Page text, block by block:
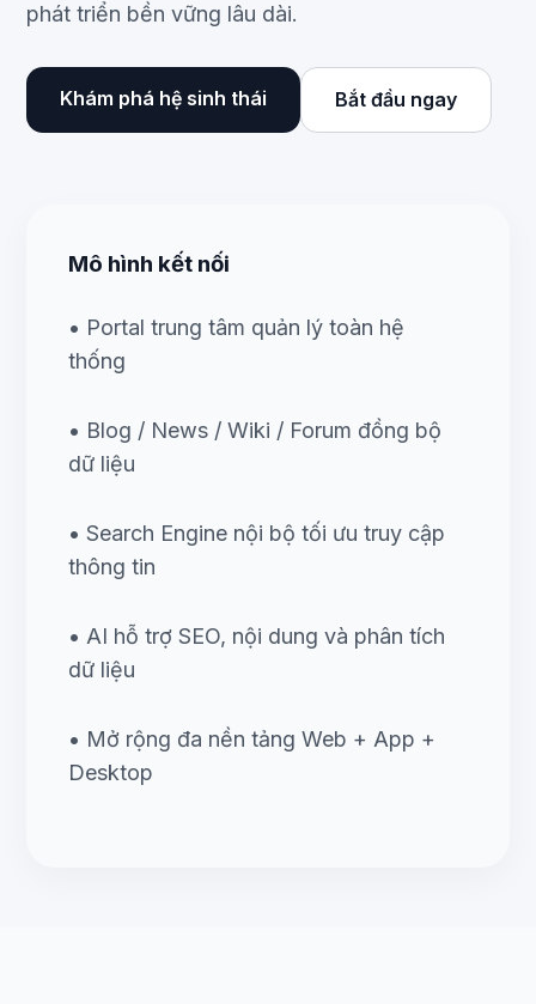
phát triển bền vững lâu dài.
Khám phá hệ sinh thái Bắt đầu ngay
Mô hình kết nối
• Portal trung tâm quản lý toàn hệ
thống
• Blog / News / Wiki / Forum đồng bộ
dữ liệu
• Search Engine nội bộ tối ưu truy cập
thông tin
• AI hỗ trợ SEO, nội dung và phân tích
dữ liệu
• Mở rộng đa nền tảng Web + App +
Desktop